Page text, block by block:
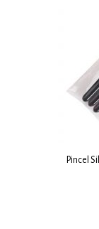
Pincel